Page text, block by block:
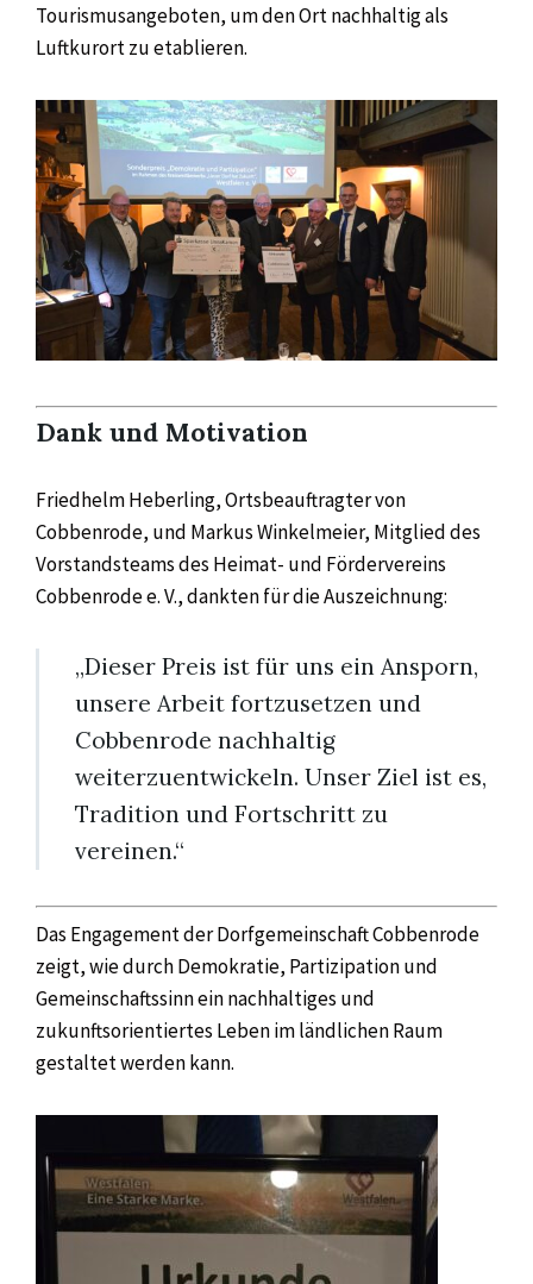
Tourismusangeboten, um den Ort nachhaltig als
Luftkurort zu etablieren.
Dank und Motivation
Friedhelm Heberling, Ortsbeauftragter von
Cobbenrode, und Markus Winkelmeier, Mitglied des
Vorstandsteams des Heimat- und Fördervereins
Cobbenrode e. V., dankten für die Auszeichnung:
„Dieser Preis ist für uns ein Ansporn,
unsere Arbeit fortzusetzen und
Cobbenrode nachhaltig
weiterzuentwickeln. Unser Ziel ist es,
Tradition und Fortschritt zu
vereinen.“
Das Engagement der Dorfgemeinschaft Cobbenrode
zeigt, wie durch Demokratie, Partizipation und
Gemeinschaftssinn ein nachhaltiges und
zukunftsorientiertes Leben im ländlichen Raum
gestaltet werden kann.